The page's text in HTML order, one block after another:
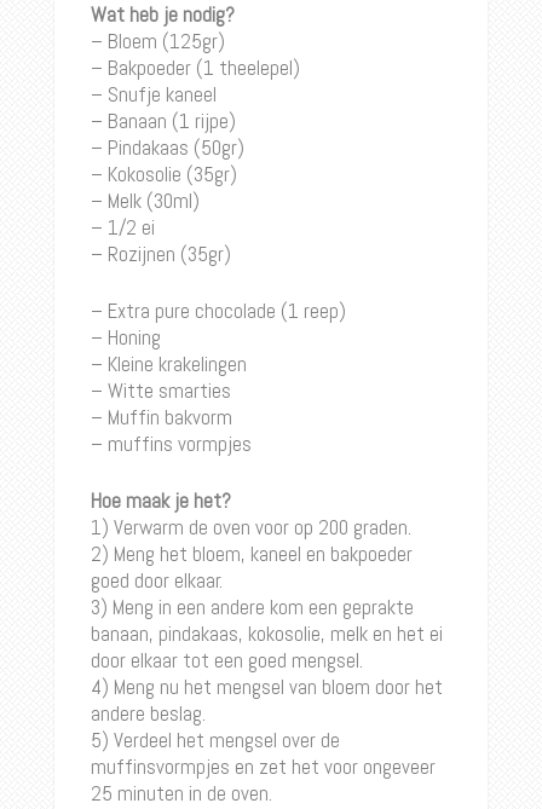
Wat heb je nodig?
– Bloem (125gr)
– Bakpoeder (1 theelepel)
– Snufje kaneel
– Banaan (1 rijpe)
– Pindakaas (50gr)
– Kokosolie (35gr)
– Melk (30ml)
– 1/2 ei
– Rozijnen (35gr)
– Extra pure chocolade (1 reep)
– Honing
– Kleine krakelingen
– Witte smarties
– Muffin bakvorm
– muffins vormpjes
Hoe maak je het?
1) Verwarm de oven voor op 200 graden.
2) Meng het bloem, kaneel en bakpoeder
goed door elkaar.
3) Meng in een andere kom een geprakte
banaan, pindakaas, kokosolie, melk en het ei
door elkaar tot een goed mengsel.
4) Meng nu het mengsel van bloem door het
andere beslag.
5) Verdeel het mengsel over de
muffinsvormpjes en zet het voor ongeveer
25 minuten in de oven.